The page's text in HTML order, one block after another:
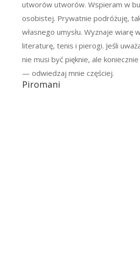
utworów utworów. Wspieram w
osobistej. Prywatnie podróżuję,
własnego umysłu. Wyznaje wiarę
literaturę, tenis i pierogi. Jeśli
nie musi być pięknie, ale
— odwiedzaj mnie częściej.
Piromani